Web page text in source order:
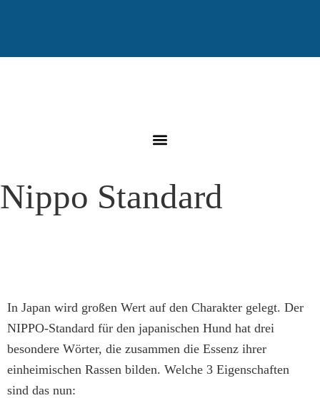
Nippo Standard
In Japan wird großen Wert auf den Charakter gelegt. Der
NIPPO-Standard für den japanischen Hund hat drei
besondere Wörter, die zusammen die Essenz ihrer
einheimischen Rassen bilden. Welche 3 Eigenschaften
sind das nun: